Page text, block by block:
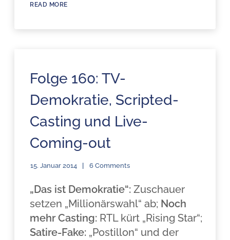
READ MORE
Folge 160: TV-
Demokratie, Scripted-
Casting und Live-
Coming-out
15. Januar 2014 6 Comments
„Das ist Demokratie“: Zuschauer
setzen „Millionärswahl“ ab; Noch
mehr Casting: RTL kürt „Rising Star“;
Satire-Fake: „Postillon“ und der